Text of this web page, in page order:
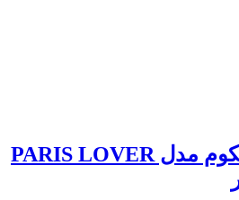
ادو پرفیوم زنانه لنکوم مدل PARIS LOVER